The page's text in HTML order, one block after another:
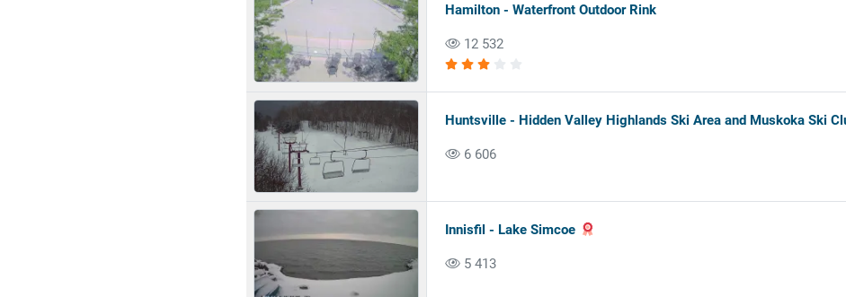
Hamilton - Waterfront Outdoor Rink
12 532
Huntsville - Hidden Valley Highlands Ski Area and Muskoka Ski
6 606
Innisfil - Lake Simcoe
5 413